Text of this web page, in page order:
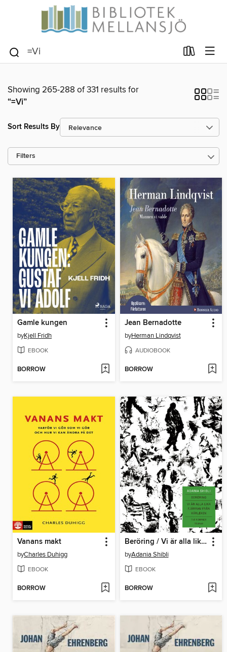
Showing 265-288 of 331 results for
“=Vi”
Sort Results By
Filters
Gamle kungen
byKjell Fridh
EBOOK
BORROW
Jean Bernadotte
byHerman Lindqvist
AUDIOBOOK
BORROW
Vanans makt
byCharles Duhigg
EBOOK
BORROW
Beröring / Vi är alla lika fjärran från kärleken
byAdania Shibli
EBOOK
BORROW